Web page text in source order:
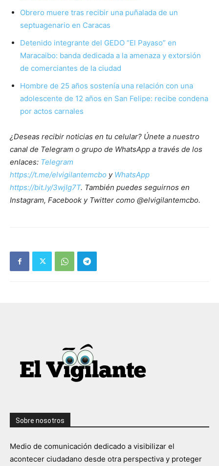
Obrero muere tras recibir una puñalada de un
septuagenario en Caracas
Detenido integrante del GEDO “El Payaso” en
Maracaibo: banda dedicada a la amenaza y extorsión
de comerciantes de la ciudad
Hombre de 25 años sostenía una relación con una
adolescente de 12 años en San Felipe: recibe condena
por actos carnales
¿Deseas recibir noticias en tu celular? Únete a nuestro
canal de Telegram o grupo de WhatsApp a través de los
enlaces: Telegram
https://t.me/elvigilantemcbo y WhatsApp
https://bit.ly/3wjIg7T. También puedes seguirnos en
Instagram, Facebook y Twitter como @elvigilantemcbo.
Sobre nosotros
Medio de comunicación dedicado a visibilizar el
acontecer ciudadano desde otra perspectiva y proteger